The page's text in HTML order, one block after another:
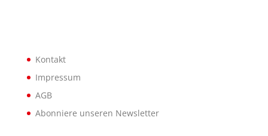
Kontakt
Impressum
AGB
Abonniere unseren Newsletter